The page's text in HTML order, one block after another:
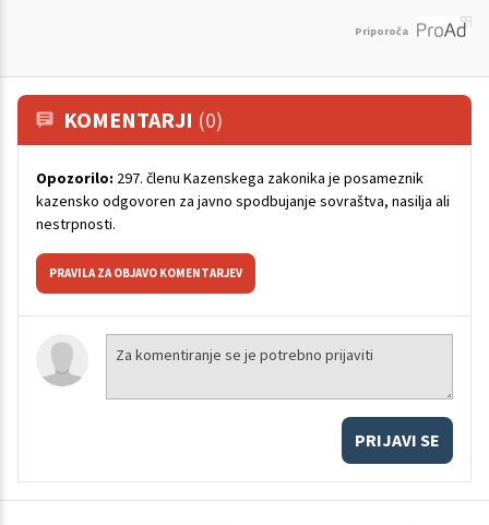
Priporoča
KOMENTARJI (0)
Opozorilo: 297. členu Kazenskega zakonika je posameznik
kazensko odgovoren za javno spodbujanje sovraštva, nasilja ali
nestrpnosti.
PRAVILA ZA OBJAVO KOMENTARJEV
PRIJAVI SE